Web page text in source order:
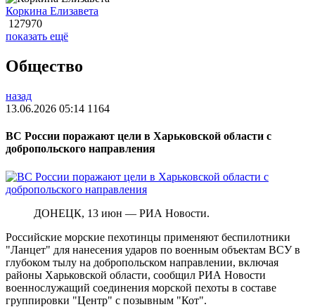
Коркина Елизавета
127970
показать ещё
Общество
назад
13.06.2026 05:14 1164
ВС России поражают цели в Харьковской области с
добропольского направления
ДОНЕЦК, 13 июн — РИА Новости.
Российские морские пехотинцы применяют беспилотники
"Ланцет" для нанесения ударов по военным объектам ВСУ в
глубоком тылу на добропольском направлении, включая
районы Харьковской области, сообщил РИА Новости
военнослужащий соединения морской пехоты в составе
группировки "Центр" с позывным "Кот".